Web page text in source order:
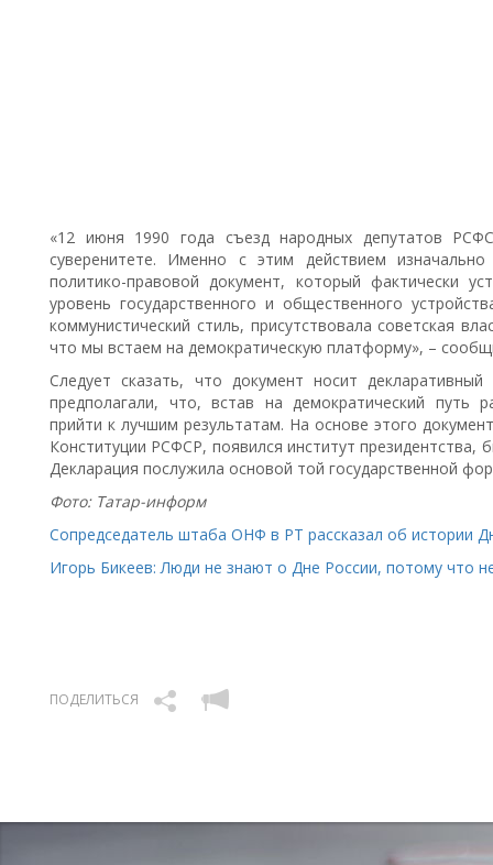
«12 июня 1990 года съезд народных депутатов
суверенитете. Именно с этим действием
политико-правовой документ, который фактически
уровень государственного и общественного
коммунистический стиль, присутствовала советская
что мы встаем на демократическую платформу», –
Следует сказать, что документ носит
предполагали, что, встав на демократический путь
прийти к лучшим результатам. На основе этого
Конституции РСФСР, появился институт президентства,
Декларация послужила основой той государственной
Фото: Татар-информ
Сопредседатель штаба ОНФ в РТ рассказал об истории
Игорь Бикеев: Люди не знают о Дне России, потому что
ПОДЕЛИТЬСЯ